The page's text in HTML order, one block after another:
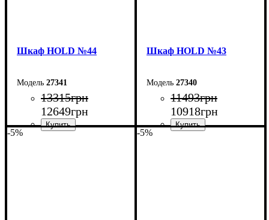
Шкаф НOLD №44
27341
13315грн
12649грн
Шкаф НOLD №43
27340
11493грн
10918грн
-5% -5%